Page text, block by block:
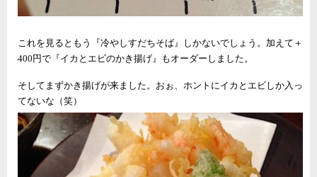
これを見るともう『冷やしすだちそば』しかないでしょう。加えて＋
400円で『イカとエビのかき揚げ』もオーダーしました。
そしてまずかき揚げが来ました。おぉ、ホントにイカとエビしか入っ
てないな（笑）